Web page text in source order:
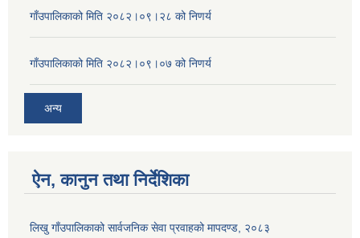
गाँउपालिकाको मिति २०८२।०९।२८ को निणर्य
गाँउपालिकाको मिति २०८२।०९।०७ को निणर्य
अन्य
ऐन, कानुन तथा निर्देशिका
लिखु गाँउपालिकाको सार्वजनिक सेवा प्रवाहको मापदण्ड, २०८३